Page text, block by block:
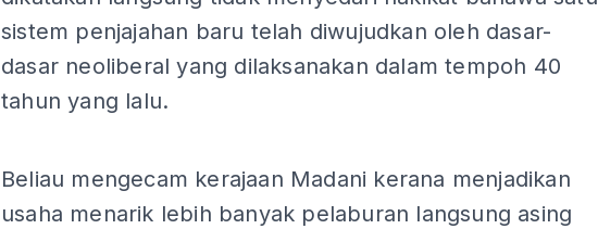
sistem penjajahan baru telah diwujudkan oleh dasar-
dasar neoliberal yang dilaksanakan dalam tempoh 40
tahun yang lalu.
Beliau mengecam kerajaan Madani kerana menjadikan
usaha menarik lebih banyak pelaburan langsung asing